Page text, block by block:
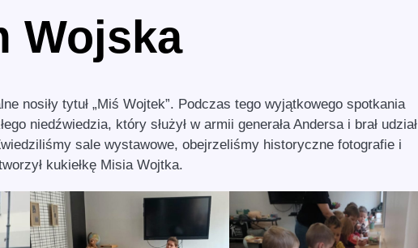
Wojska
nosiły tytuł „Miś Wojtek”. Podczas tego wyjątkowego spotkania
niedźwiedzia, który służył w armii generała Andersa i brał udział
sale wystawowe, obejrzeliśmy historyczne fotografie i
kukiełkę Misia Wojtka.